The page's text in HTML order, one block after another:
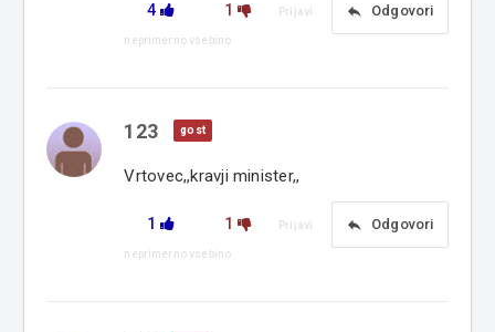
4 1 reply Odgovori
Prijavi
neprimerno vsebino
123 gost
Vrtovec,,kravji minister,,
1 1 reply Odgovori
Prijavi
neprimerno vsebino